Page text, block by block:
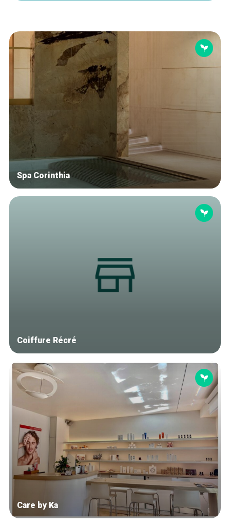
Spa Corinthia
Coiffure Récré
Care by Ka